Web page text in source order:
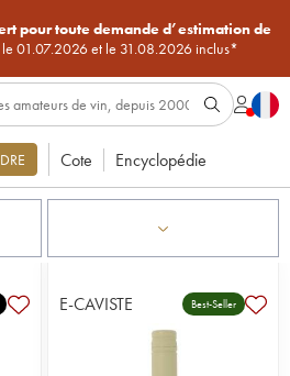
pour toute demande d’estimation de
le 01.07.2026 et le 31.08.2026 inclus*
Cote Encyclopédie
E-CAVISTE Best-Seller